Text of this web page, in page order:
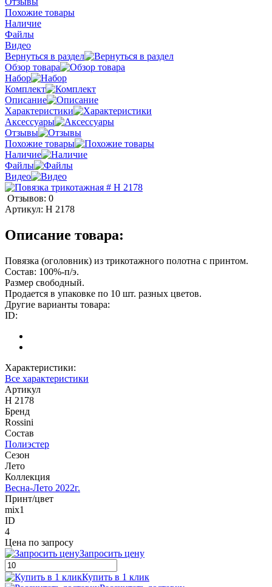
Похожие товары
Наличие
Файлы
Видео
Вернуться в раздел
Обзор товара
Набор
Комплект
Описание
Характеристики
Аксессуары
Отзывы
Похожие товары
Наличие
Файлы
Видео
Отзывов: 0
Артикул: H 2178
Описание товара:
Повязка (оголовник) из трикотажного полотна с принтом.
Состав: 100%-п/э.
Размер свободный.
Продается в упаковке по 10 шт. разных цветов.
Другие варианты товара:
ID:
Характеристики:
Все характеристики
Артикул
H 2178
Бренд
Rossini
Состав
Полиэстер
Сезон
Лето
Коллекция
Весна-Лето 2022г.
Принт/цвет
mix1
ID
4
Цена по запросу
Запросить цену
Купить в 1 клик